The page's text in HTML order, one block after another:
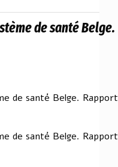
de santé Belge.
de santé Belge. Rapport
de santé Belge. Rapport